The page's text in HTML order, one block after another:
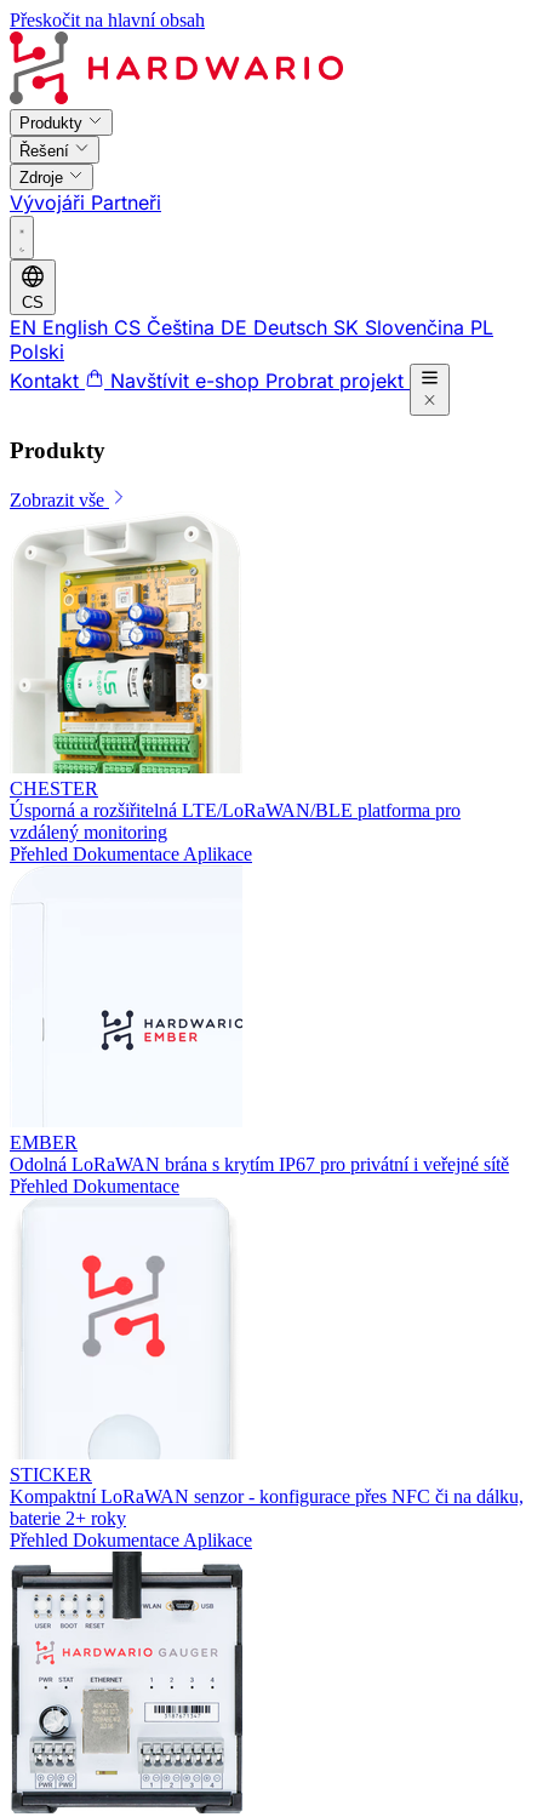
Přeskočit na hlavní obsah
Produkty
Řešení
Zdroje
Vývojáři Partneři
CS
EN English CS Čeština DE Deutsch SK Slovenčina PL
Polski
Kontakt
Navštívit e-shop Probrat projekt
Produkty
Zobrazit vše
CHESTER
Úsporná a rozšiřitelná LTE/LoRaWAN/BLE platforma pro
vzdálený monitoring
Přehled Dokumentace Aplikace
EMBER
Odolná LoRaWAN brána s krytím IP67 pro privátní i veřejné sítě
Přehled Dokumentace
STICKER
Kompaktní LoRaWAN senzor - konfigurace přes NFC či na dálku,
baterie 2+ roky
Přehled Dokumentace Aplikace